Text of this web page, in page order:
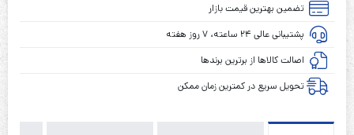
تضمین بهترین قیمت بازار
پشتیبانی عالی ۲۴ ساعته، ۷ روز هفته
اصالت کالاها از برترین برندها
تحویل سریع در کمترین زمان ممکن